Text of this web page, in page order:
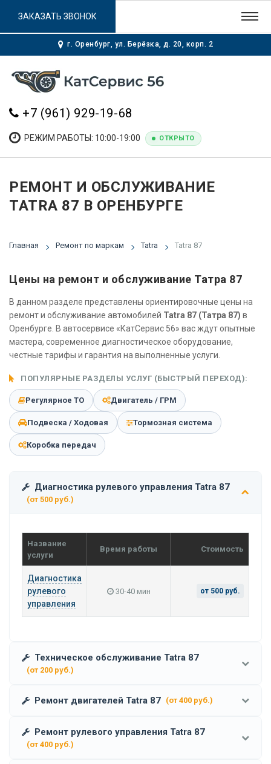
г. Оренбург, ул. Берёзка, д. 20, корп. 2
+7 (961) 929-19-68
РЕЖИМ РАБОТЫ: 10:00-19:00 ОТКРЫТО
ЗАКАЗАТЬ ЗВОНОК
РЕМОНТ И ОБСЛУЖИВАНИЕ
TATRA 87 В ОРЕНБУРГЕ
Главная Ремонт по маркам Tatra Tatra 87
Цены на ремонт и обслуживание Татра 87
В данном разделе представлены ориентировочные цены на
ремонт и обслуживание автомобилей Tatra 87 (Татра 87) в
Оренбурге. В автосервисе «КатСервис 56» вас ждут опытные
мастера, современное диагностическое оборудование,
честные тарифы и гарантия на выполненные услуги.
ПОПУЛЯРНЫЕ РАЗДЕЛЫ УСЛУГ (БЫСТРЫЙ ПЕРЕХОД):
Регулярное ТО Двигатель / ГРМ
Подвеска / Ходовая Тормозная система
Коробка передач
Диагностика рулевого управления Tatra 87
(от 500 руб.)
Название
услуги
Время работы Стоимость
Диагностика
рулевого
управления
30-40 мин от 500 руб.
Техническое обслуживание Tatra 87
(от 200 руб.)
Ремонт двигателей Tatra 87 (от 400 руб.)
Ремонт рулевого управления Tatra 87
(от 400 руб.)